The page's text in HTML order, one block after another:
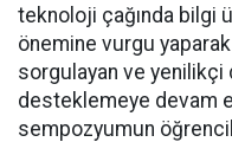
teknoloji çağında bilgi
önemine vurgu
sorgulayan ve
desteklemeye devam
sempozyumun